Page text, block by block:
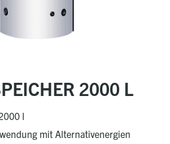
2000 L
l
mit Alternativenergien